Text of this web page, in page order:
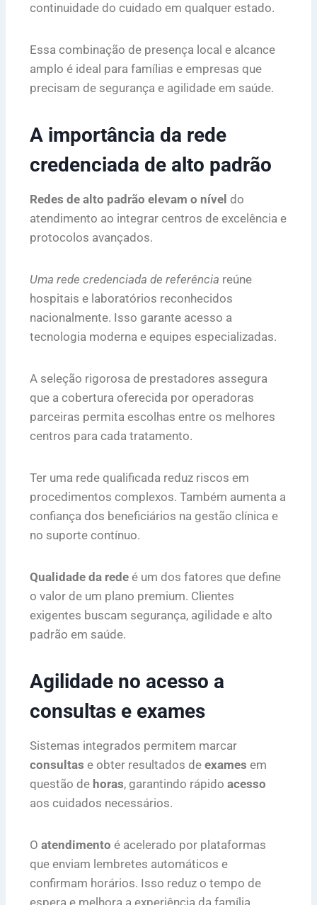
continuidade do cuidado em qualquer estado.
Essa combinação de presença local e alcance
amplo é ideal para famílias e empresas que
precisam de segurança e agilidade em saúde.
A importância da rede
credenciada de alto padrão
Redes de alto padrão elevam o nível do
atendimento ao integrar centros de excelência e
protocolos avançados.
Uma rede credenciada de referência reúne
hospitais e laboratórios reconhecidos
nacionalmente. Isso garante acesso a
tecnologia moderna e equipes especializadas.
A seleção rigorosa de prestadores assegura
que a cobertura oferecida por operadoras
parceiras permita escolhas entre os melhores
centros para cada tratamento.
Ter uma rede qualificada reduz riscos em
procedimentos complexos. Também aumenta a
confiança dos beneficiários na gestão clínica e
no suporte contínuo.
Qualidade da rede é um dos fatores que define
o valor de um plano premium. Clientes
exigentes buscam segurança, agilidade e alto
padrão em saúde.
Agilidade no acesso a
consultas e exames
Sistemas integrados permitem marcar
consultas e obter resultados de exames em
questão de horas, garantindo rápido acesso
aos cuidados necessários.
O atendimento é acelerado por plataformas
que enviam lembretes automáticos e
confirmam horários. Isso reduz o tempo de